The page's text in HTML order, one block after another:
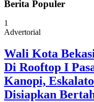
Berita Populer
1
Advertorial
Wali Kota
Di Rooftop I
Kanopi,
Disiapkan